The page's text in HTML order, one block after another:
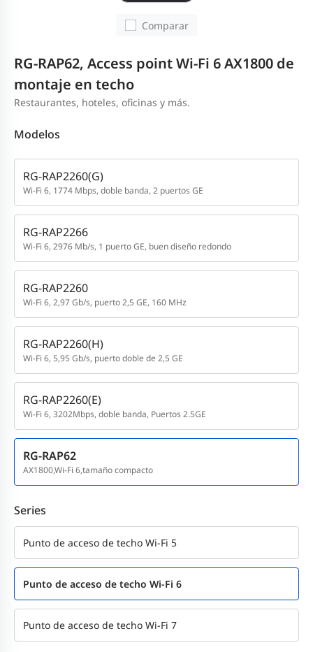
Comparar
RG-RAP62, Access point Wi-Fi 6 AX1800 de
montaje en techo
Restaurantes, hoteles, oficinas y más.
Modelos
RG-RAP2260(G)
Wi-Fi 6, 1774 Mbps, doble banda, 2 puertos GE
RG-RAP2266
Wi-Fi 6, 2976 Mb/s, 1 puerto GE, buen diseño redondo
RG-RAP2260
Wi-Fi 6, 2,97 Gb/s, puerto 2,5 GE, 160 MHz
RG-RAP2260(H)
Wi-Fi 6, 5,95 Gb/s, puerto doble de 2,5 GE
RG-RAP2260(E)
Wi-Fi 6, 3202Mbps, doble banda, Puertos 2.5GE
RG-RAP62
AX1800,Wi-Fi 6,tamaño compacto
Series
Punto de acceso de techo Wi-Fi 5
Punto de acceso de techo Wi-Fi 6
Punto de acceso de techo Wi-Fi 7